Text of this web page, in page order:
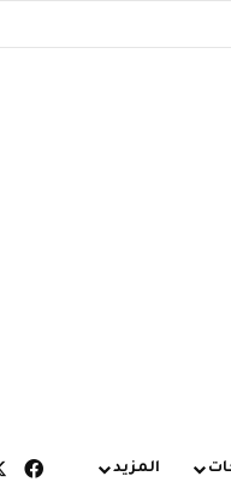
المزيد